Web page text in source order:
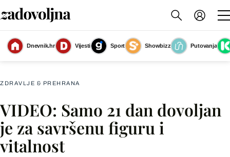
Dnevnik.hr Vijesti Sport Showbizz
Putovanja
Slika nije dostupna
ZDRAVLJE & PREHRANA
VIDEO: Samo 21 dan dovoljan
je za savršenu figuru i
vitalnost
Facebook